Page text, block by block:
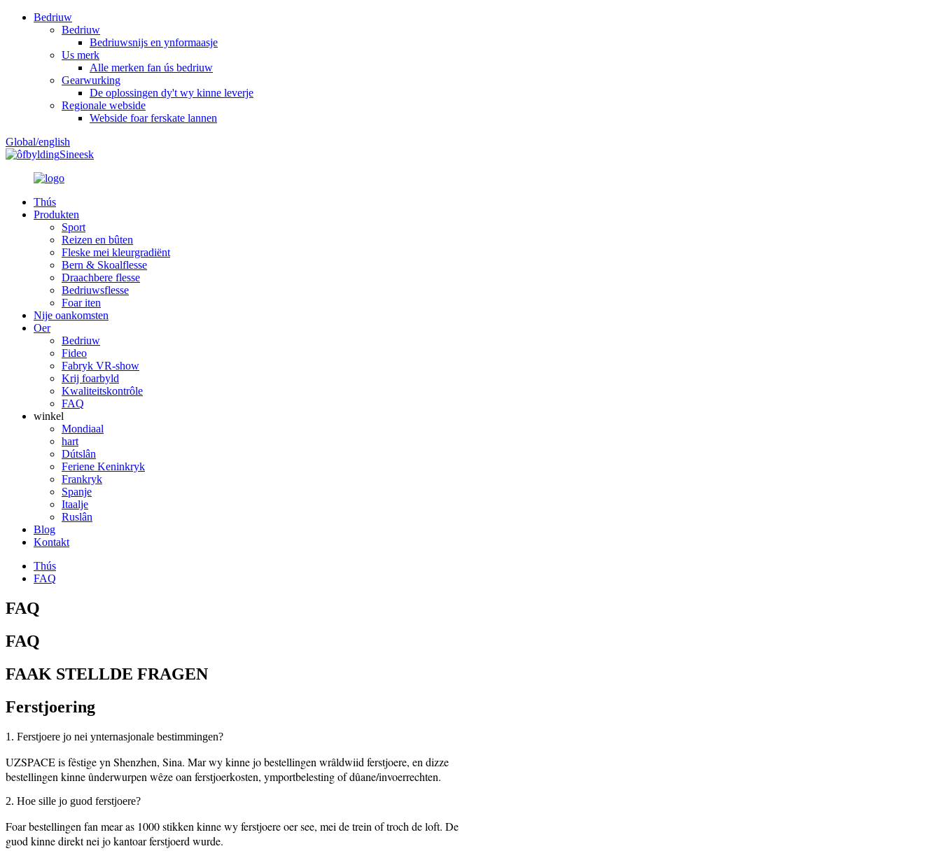
Bedriuw
Bedriuw
Bedriuwsnijs en ynformaasje
Us merk
Alle merken fan ús bedriuw
Gearwurking
De oplossingen dy't wy kinne leverje
Regionale webside
Webside foar ferskate lannen
Global/english
Sineesk
Thús
Produkten
Sport
Reizen en bûten
Fleske mei kleurgradiënt
Bern & Skoalflesse
Draachbere flesse
Bedriuwsflesse
Foar iten
Nije oankomsten
Oer
Bedriuw
Fideo
Fabryk VR-show
Krij foarbyld
Kwaliteitskontrôle
FAQ
winkel
Mondiaal
hart
Dútslân
Feriene Keninkryk
Frankryk
Spanje
Itaalje
Ruslân
Blog
Kontakt
Thús
FAQ
FAQ
FAQ
FAAK STELLDE FRAGEN
Ferstjoering
1. Ferstjoere jo nei ynternasjonale bestimmingen?
UZSPACE is fêstige yn Shenzhen, Sina. Mar wy kinne jo bestellingen wrâldwiid ferstjoere, en dizze
bestellingen kinne ûnderwurpen wêze oan ferstjoerkosten, ymportbelesting of dûane/invoerrechten.
2. Hoe sille jo guod ferstjoere?
Foar bestellingen fan mear as 1000 stikken kinne wy ​​ferstjoere oer see, mei de trein of troch de loft. De
guod kinne direkt nei jo kantoar ferstjoerd wurde.